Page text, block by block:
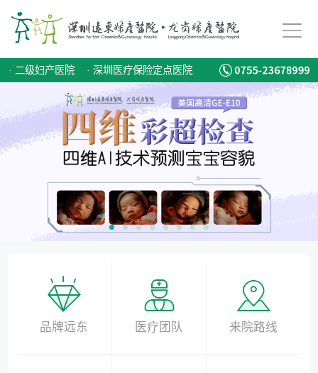
· 二级妇产医院 · 深圳医疗保险定点医院
品牌远东 医疗团队 来院路线
备孕迟迟怀不上，问题到底出在哪？
爱有光，愈未来！深圳远东龙岗妇产医院儿童康复专科正式启航！